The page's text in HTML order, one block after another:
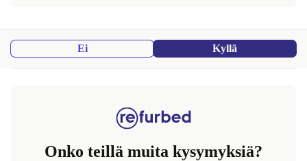
Ei Kyllä
Onko teillä muita kysymyksiä?